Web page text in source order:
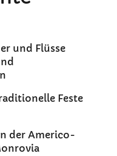
und Flüsse
Feste
der Americo-